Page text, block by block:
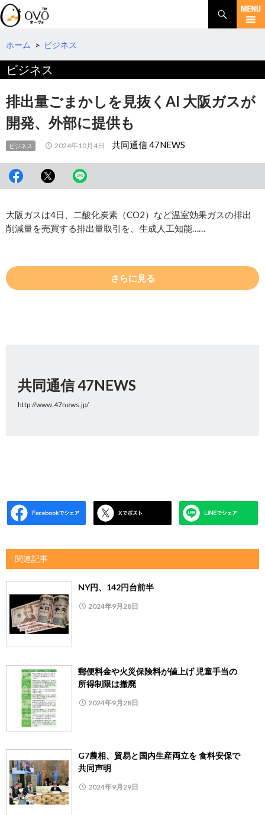
検
索
コ
テ
へ
動
ホーム > ビジネス
ビジネス
排出量ごまかしを見抜くAI 大阪ガスが
開発、外部に提供も
ビジネス 2024年10月4日 共同通信 47NEWS
大阪ガスは4日、二酸化炭素（CO2）など温室効果ガスの排出
削減量を売買する排出量取引を、生成人工知能……
さらに見る
共同通信 47NEWS
http://www.47news.jp/
関連記事
NY円、142円台前半
2024年9月28日
郵便料金や火災保険料が値上げ 児童手当の
所得制限は撤廃
2024年9月28日
G7農相、貿易と国内生産両立を 食料安保で
共同声明
2024年9月29日